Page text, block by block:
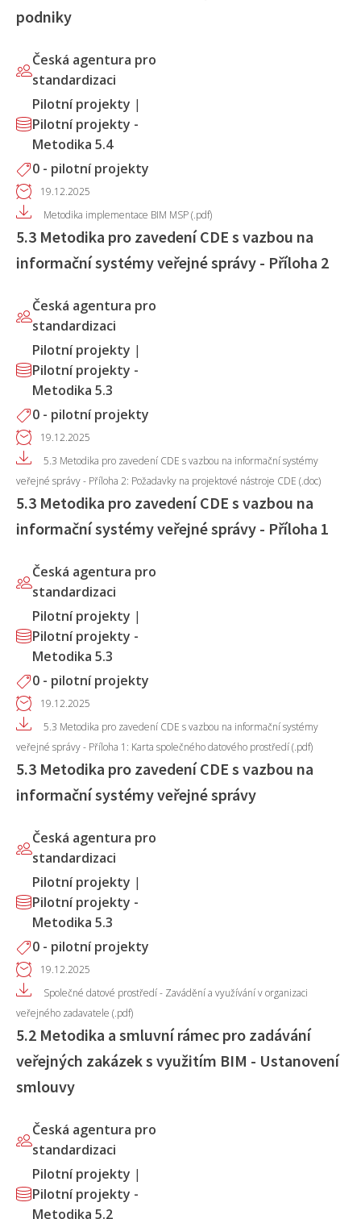
podniky
Česká agentura pro
standardizaci
Pilotní projekty |
Pilotní projekty -
Metodika 5.4
0 - pilotní projekty
19.12.2025
Metodika implementace BIM MSP (.pdf)
5.3 Metodika pro zavedení CDE s vazbou na
informační systémy veřejné správy - Příloha 2
Česká agentura pro
standardizaci
Pilotní projekty |
Pilotní projekty -
Metodika 5.3
0 - pilotní projekty
19.12.2025
5.3 Metodika pro zavedení CDE s vazbou na informační systémy
veřejné správy - Příloha 2: Požadavky na projektové nástroje CDE (.doc)
5.3 Metodika pro zavedení CDE s vazbou na
informační systémy veřejné správy - Příloha 1
Česká agentura pro
standardizaci
Pilotní projekty |
Pilotní projekty -
Metodika 5.3
0 - pilotní projekty
19.12.2025
5.3 Metodika pro zavedení CDE s vazbou na informační systémy
veřejné správy - Příloha 1: Karta společného datového prostředí (.pdf)
5.3 Metodika pro zavedení CDE s vazbou na
informační systémy veřejné správy
Česká agentura pro
standardizaci
Pilotní projekty |
Pilotní projekty -
Metodika 5.3
0 - pilotní projekty
19.12.2025
Společné datové prostředí - Zavádění a využívání v organizaci
veřejného zadavatele (.pdf)
5.2 Metodika a smluvní rámec pro zadávání
veřejných zakázek s využitím BIM - Ustanovení
smlouvy
Česká agentura pro
standardizaci
Pilotní projekty |
Pilotní projekty -
Metodika 5.2